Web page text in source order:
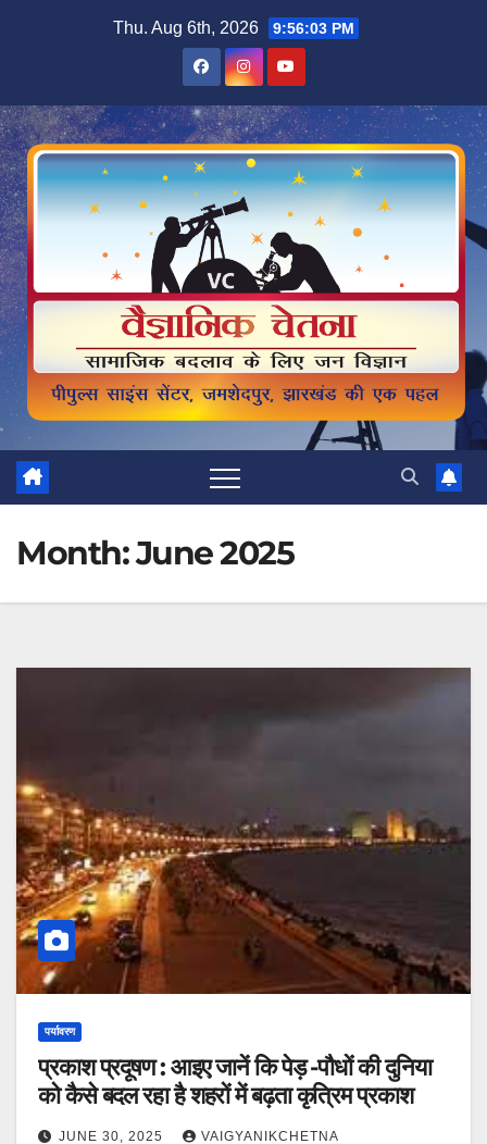
Thu. Aug 6th, 2026 9:56:04 PM
Month:June 2025
पर्यावरण
प्रकाश प्रदूषण : आइए जानें कि पेड़ -पौधों की दुनिया
को कैसे बदल रहा है शहरों में बढ़ता कृत्रिम प्रकाश
JUNE 30, 2025 VAIGYANIKCHETNA